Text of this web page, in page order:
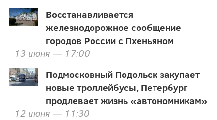
Восстанавливается
железнодорожное сообщение
городов России с Пхеньяном
13 июня — 17:00
Подмосковный Подольск закупает
новые троллейбусы, Петербург
продлевает жизнь «автономникам»
12 июня — 11:30